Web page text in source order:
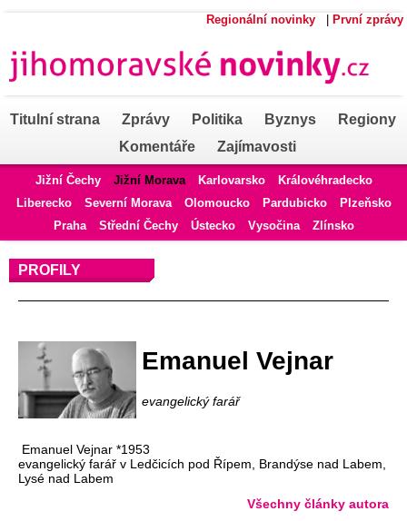
Regionální novinky První zprávy
Titulní strana Zprávy Politika Byznys
Regiony
Komentáře
Zajímavosti
Jižní Čechy Jižní Morava Karlovarsko
Královéhradecko
Liberecko
Severní Morava Olomoucko Pardubicko
Plzeňsko
Praha
Střední Čechy Ústecko Vysočina Zlínsko
PROFILY
Emanuel Vejnar
evangelický farář
Emanuel Vejnar *1953
evangelický farář v Ledčicích pod Řípem, Brandýse nad Labem,
Lysé nad Labem
Všechny články autora